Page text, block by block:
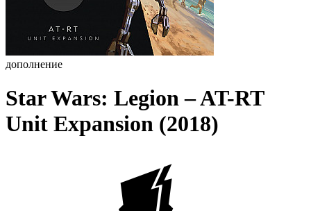
дополнение
Star Wars: Legion – AT-RT
Unit Expansion (2018)